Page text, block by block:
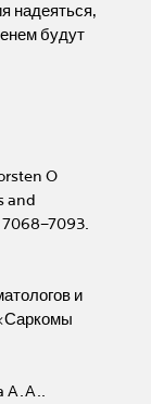
надеяться,
будут
O
and
и
A.A..